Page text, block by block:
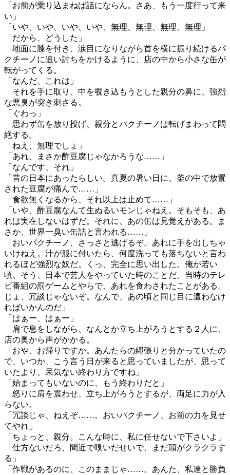
「お前が乗り込まねば話にならん。さあ、もう一度行って来
い」
「いや、いや、いや、いや、無理、無理、無理、無理」
「だから、どうした」
地面に膝を付き、涙目になりながら首を横に振り続けるパ
クチーノに追い討ちをかけるように、店の中から小さな缶が
転がってくる。
「なんだ、これは」
それを手に取り、中を覗き込もうとした親分の鼻に、強烈
な悪臭が突き刺さる。
「ぐわっ」
思わず缶を放り投げ、親分とパクチーノは転げまわって悶
絶する。
「ねえ、無理でしょ」
「あれ、まさか酢豆腐じゃなかろうな……」
「なんです、それ」
「昔の日本にあったらしい。真夏の暑い日に、釜の中で放置
された豆腐が痛んで……」
「食欲無くなるから、それ以上は止めて……」
「いや、酢豆腐なんて生ぬるいモンじゃねえ。そもそも、あ
れは実在しないはずだ。それに、あの缶は見覚えがある。ま
さか、世界一臭い缶詰と言われる……」
「おいパクチーノ、さっさと逃げるぞ。あれに手を出しちゃ
いけねえ。汁が服に付いたら、何度洗っても落ちないと言わ
れるほど強烈な奴だ。くっ、完全に思い出した。俺が若い
頃、そう、日本で芸人をやっていた時のことだ。当時のテレ
ビ番組の罰ゲームとやらで、あれを食わされたことがある。
じょ、冗談じゃないぞ。なんで、あの頃と同じ目に遭わなけ
ればいかんのだ」
「はぁー、はぁー」
肩で息をしながら、なんとか立ち上がろうとする２人に、
店の奥から声がかかる。
「おや、お帰りですか。あんたらの縄張りと分かっていたの
で、いつか、こう言う日が来ると思っていましたが、思って
いたより、呆気ない終わり方ですね」
「始まってもいないのに、もう終わりだと」
怒りに肩を震わせ、立ち上がろうとするが、両足に力が入
らない。
「冗談じゃ、ねえぞ……。おいパクチーノ、お前の力を見せ
てやれ」
「ちょっと、親分。こんな時に、私に任せないで下さいよ」
「仕方ないだろ、間近で嗅いだせいで、まだ頭がクラクラす
る」
「作戦があるのに、このままじゃ……。あんた、私達と勝負